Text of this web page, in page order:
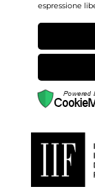
espressione